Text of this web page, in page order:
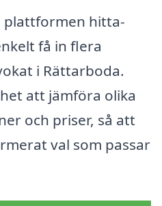
plattformen hitta-
få in flera
i Rättarboda.
att jämföra olika
och priser, så att
val som passar